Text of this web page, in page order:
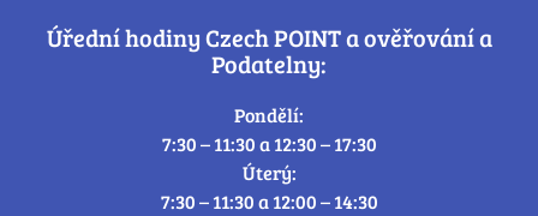
Úřední hodiny Czech POINT a ověřování a
Podatelny:
Pondělí:
7:30 – 11:30 a 12:30 – 17:30
Úterý:
7:30 – 11:30 a 12:00 – 14:30